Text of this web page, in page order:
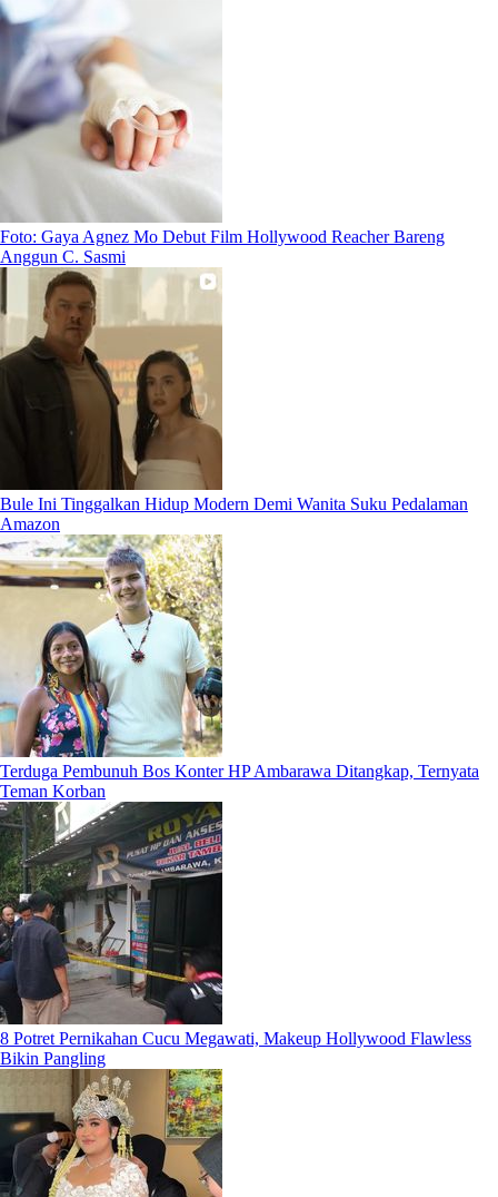
Foto: Gaya Agnez Mo Debut Film Hollywood Reacher Bareng
Anggun C. Sasmi
Bule Ini Tinggalkan Hidup Modern Demi Wanita Suku Pedalaman
Amazon
Terduga Pembunuh Bos Konter HP Ambarawa Ditangkap, Ternyata
Teman Korban
8 Potret Pernikahan Cucu Megawati, Makeup Hollywood Flawless
Bikin Pangling